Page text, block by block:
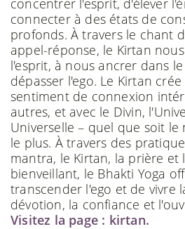
concentrer l'esprit, d'élever
connecter à des états de
profonds. À travers le chant
appel-réponse, le Kirtan
l'esprit, à nous ancrer dans
dépasser l'ego. Le Kirtan
sentiment de connexion
autres, et avec le Divin,
Universelle – quel que soit
le plus. À travers des
mantra, le Kirtan, la prière et
bienveillant, le Bhakti Yoga
transcender l'ego et de vivre
dévotion, la confiance et
Visitez la page : kirtan.